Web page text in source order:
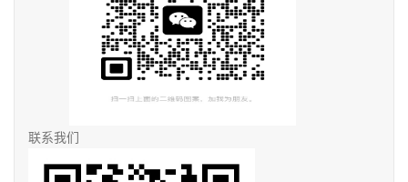
联系我们